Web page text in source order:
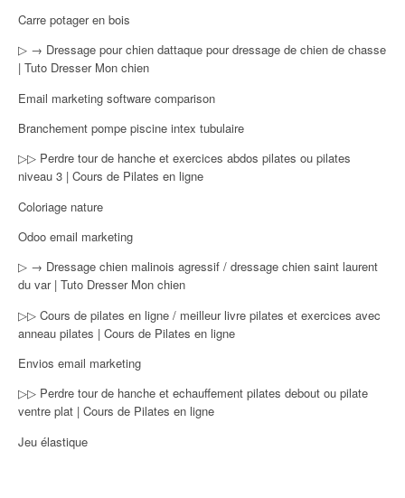
Carre potager en bois
▷ → Dressage pour chien dattaque pour dressage de chien de chasse
| Tuto Dresser Mon chien
Email marketing software comparison
Branchement pompe piscine intex tubulaire
▷▷ Perdre tour de hanche et exercices abdos pilates ou pilates
niveau 3 | Cours de Pilates en ligne
Coloriage nature
Odoo email marketing
▷ → Dressage chien malinois agressif / dressage chien saint laurent
du var | Tuto Dresser Mon chien
▷▷ Cours de pilates en ligne / meilleur livre pilates et exercices avec
anneau pilates | Cours de Pilates en ligne
Envios email marketing
▷▷ Perdre tour de hanche et echauffement pilates debout ou pilate
ventre plat | Cours de Pilates en ligne
Jeu élastique